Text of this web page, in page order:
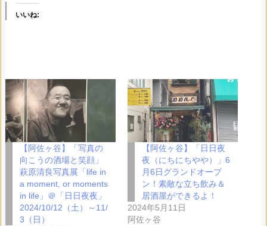
いいね:
【阿佐ヶ谷】「写真の
向こうの酒場と笑顔」
萩原清良写真展「life in
a moment, or moments
in life」＠「日日夜夜」
2024/10/12（土）～11/
3（日）
【阿佐ヶ谷】「日日夜
夜（にちにちやや）」6
月6日グランドオープ
ン！素敵な立ち飲み＆
居酒屋ができるよ！
2024年5月11日
阿佐ヶ谷